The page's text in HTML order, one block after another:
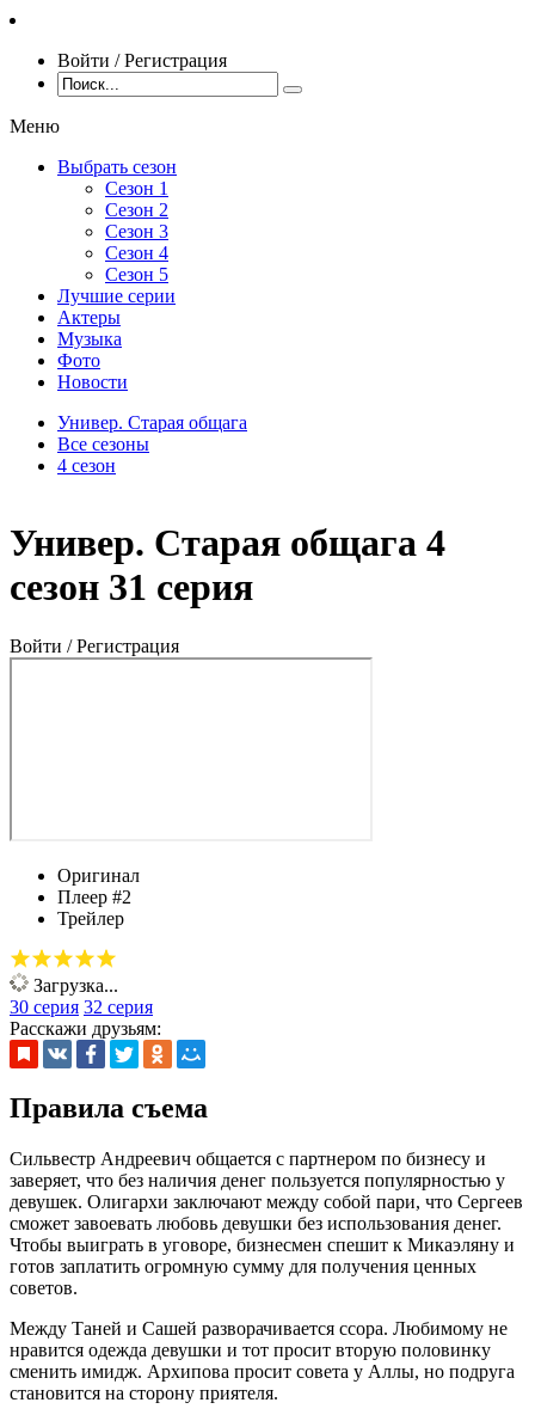
Войти / Регистрация
Меню
Выбрать сезон
Сезон 1
Сезон 2
Сезон 3
Сезон 4
Сезон 5
Лучшие серии
Актеры
Музыка
Фото
Новости
Универ. Старая общага
Все сезоны
4 сезон
Универ. Старая общага 4
сезон 31 серия
Войти / Регистрация
Оригинал
Плеер #2
Трейлер
Загрузка...
30 серия 32 серия
Расскажи друзьям:
Правила съема
Сильвестр Андреевич общается с партнером по бизнесу и
заверяет, что без наличия денег пользуется популярностью у
девушек. Олигархи заключают между собой пари, что Сергеев
сможет завоевать любовь девушки без использования денег.
Чтобы выиграть в уговоре, бизнесмен спешит к Микаэляну и
готов заплатить огромную сумму для получения ценных
советов.
Между Таней и Сашей разворачивается ссора. Любимому не
нравится одежда девушки и тот просит вторую половинку
сменить имидж. Архипова просит совета у Аллы, но подруга
становится на сторону приятеля.